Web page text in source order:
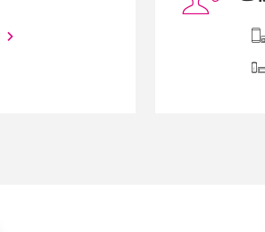
iCloudの使用容量を減らす9つの方法！使用状